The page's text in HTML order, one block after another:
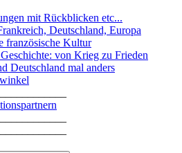
mit Rückblicken etc...
Deutschland, Europa
französische Kultur
von Krieg zu Frieden
Deutschland mal anders